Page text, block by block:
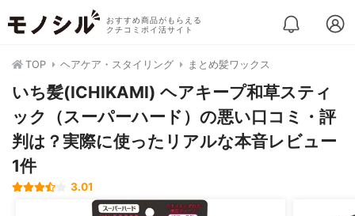
おすすめ商品がもらえる
クチコミポイ活サイト
TOP ヘアケア・スタイリング まとめ髪ワックス
いち髪(ICHIKAMI) ヘアキープ和草スティ
ック（スーパーハード）の悪い口コミ・評
判は？実際に使ったリアルな本音レビュー
1件
3.01